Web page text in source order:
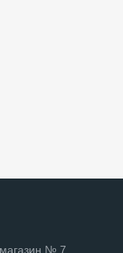
№ 7